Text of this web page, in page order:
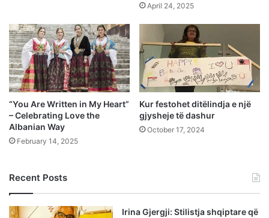
April 24, 2025
“You Are Written in My Heart”
– Celebrating Love the
Albanian Way
February 14, 2025
Kur festohet ditëlindja e një
gjysheje të dashur
October 17, 2024
Recent Posts
Irina Gjergji: Stilistja shqiptare që